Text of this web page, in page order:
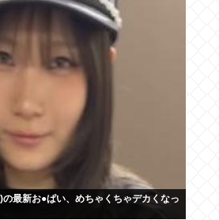
最新お●ぱい、めちゃくちゃデカくなっ